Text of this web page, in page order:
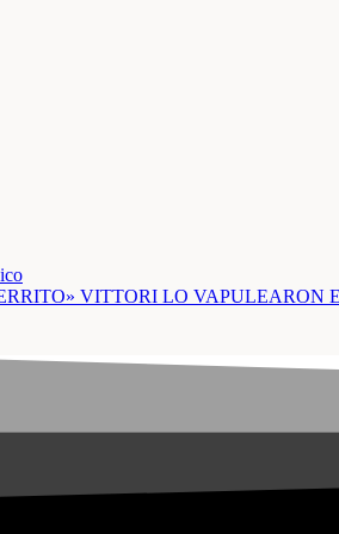
VITTORI LO VAPULEARON